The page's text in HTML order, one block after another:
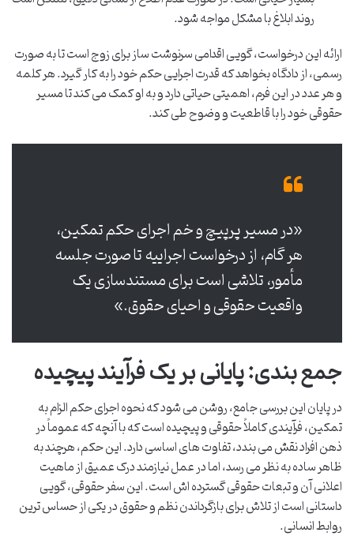
روند ابلاغ با مشکل مواجه شود.
ارائه این درخواست، گویی اقدامی سرنوشت ساز برای زوج است تا به صورت
رسمی، از دادگاه بخواهد که قدرت اجرایی حکم خود را به کار گیرد. هر کلمه
و هر عدد در این فرم، اهمیتی حیاتی دارد و به او کمک می کند تا مسیر
حقوقی خود را با قاطعیت و وضوح طی کند.
«در مسیر پرپیچ و خم اجرای حکم تمکین،
هر گام، از درخواست اجراییه تا صورت جلسه
مأمور، تلاشی است برای مستندسازی یک
واقعیت حقوقی و احیای حقوق.»
جمع بندی: پایانی بر یک فرآیند پیچیده
در پایان این بررسی جامع، روشن می شود که نحوه اجرای حکم الزام به
تمکین، فرآیندی کاملاً حقوقی و پیچیده است که با آنچه که عموماً در
ذهن افراد نقش می بندد، تفاوت های اساسی دارد. این حکم، هرچند به
ظاهر ساده به نظر می رسد، اما در عمل نیازمند درک عمیق از ماهیت
اعلانی آن و تبعات حقوقی گسترده اش است. این سفر حقوقی، گویی
داستانی است از تلاش برای بازگرداندن نظم و حقوق در یکی از حساس ترین
روابط انسانی.